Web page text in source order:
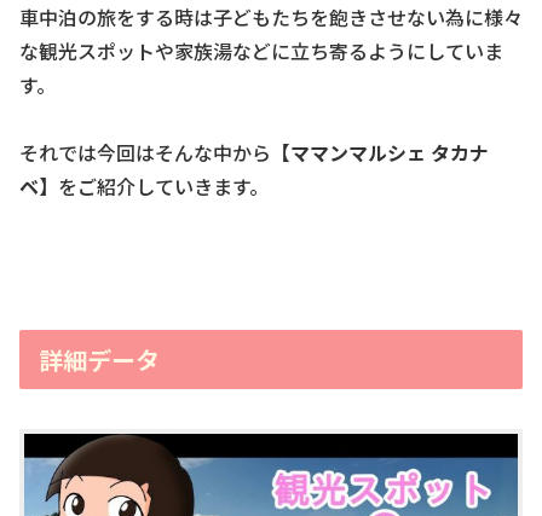
車中泊の旅をする時は子どもたちを飽きさせない為に様々
な観光スポットや家族湯などに立ち寄るようにしていま
す。
それでは今回はそんな中から 【ママンマルシェ タカナ
ベ】 をご紹介していきます。
詳細データ